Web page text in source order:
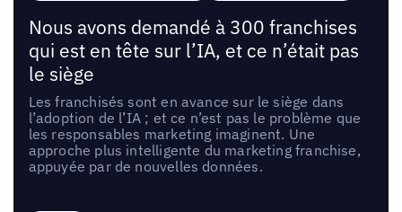
Nous avons demandé à 300 franchises
qui est en tête sur l’IA, et ce n’était pas
le siège
Les franchisés sont en avance sur le siège dans
l’adoption de l’IA ; et ce n’est pas le problème que
les responsables marketing imaginent. Une
approche plus intelligente du marketing franchise,
appuyée par de nouvelles données.